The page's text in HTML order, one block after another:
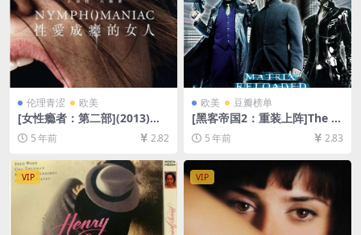
伦理青涩 欧美
[女性瘾者：第二部](2013)导
演剪辑版[百度网盘+迅雷云盘
资源未删减1080P高清][MP4/
11GB][中英字幕]
5 年前 2.82
欧美 豆瓣榜单
[黑客帝国2：重装上阵]The M
atrix Reloaded (2003)[百度
网盘+迅雷云盘资源1080P超
清未删减][MP4/9.0GB][中英
字幕]
5 年前 2.83
VIP VIP